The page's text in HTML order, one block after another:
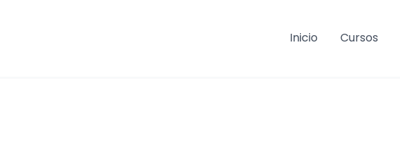
Inicio Cursos